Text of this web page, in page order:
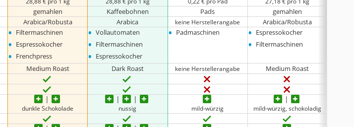
gemahlen Kaffeebohnen Pads gemahlen
Arabica/Robusta Arabica keine Herstellerangabe Arabica/Robusta
• Filtermaschinen
• Espressokocher
• Frenchpress
• Vollautomaten
• Filtermaschinen
• Espressokocher
• Padmaschinen • Espressokocher
• Filtermaschinen
Medium Roast Dark Roast keine Herstellerangabe Medium Roast
dunkle Schokolade nussig mild-würzig mild-würzig, schokoladig